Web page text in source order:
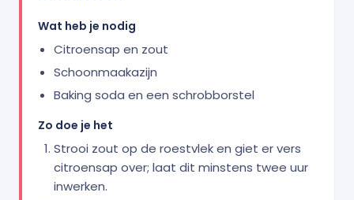
Wat heb je nodig
Citroensap en zout
Schoonmaakazijn
Baking soda en een schrobborstel
Zo doe je het
Strooi zout op de roestvlek en giet er vers
citroensap over; laat dit minstens twee uur
inwerken.